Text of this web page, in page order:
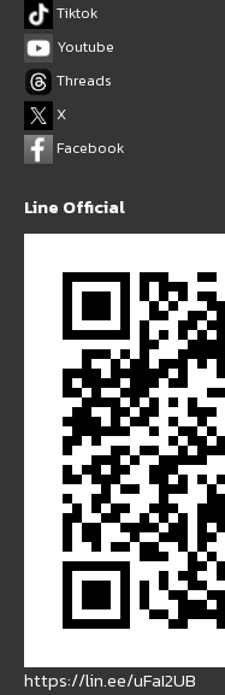
Tiktok
Youtube
Threads
X
Facebook
Line Official
https://lin.ee/uFaI2UB